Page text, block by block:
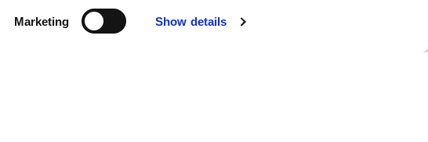
Marketing Show details